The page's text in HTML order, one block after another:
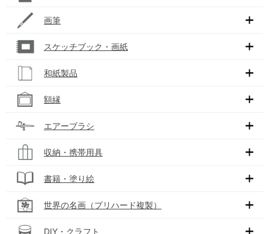
画筆
スケッチブック・画紙
和紙製品
額縁
エアーブラシ
収納・携帯用具
書籍・塗り絵
世界の名画（プリハード複製）
DIY・クラフト